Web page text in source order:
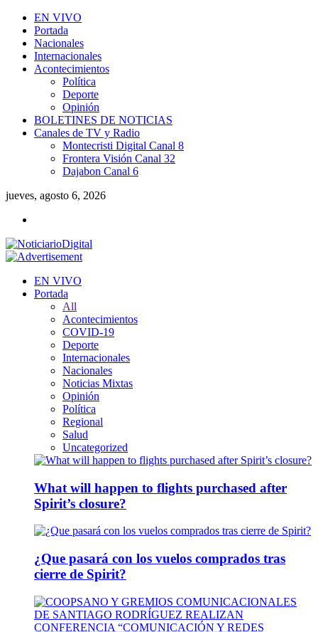
EN VIVO
Portada
Nacionales
Internacionales
Acontecimientos
Política
Deporte
Opinión
BOLETINES DE NOTICIAS
Canales de TV y Radio
Montecristi Digital Canal 8
Frontera Visión Canal 32
Dajabon Canal 6
jueves, agosto 6, 2026
EN VIVO
Portada
All
Acontecimientos
COVID-19
Deporte
Internacionales
Nacionales
Noticias Mixtas
Opinión
Política
Regional
Salud
Uncategorized
What will happen to flights purchased after
Spirit’s closure?
¿Que pasará con los vuelos comprados tras
cierre de Spirit?